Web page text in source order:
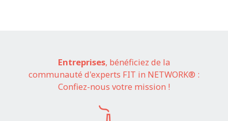
Entreprises, bénéficiez de la
communauté d'experts FIT in NETWORK® :
Confiez-nous votre mission !